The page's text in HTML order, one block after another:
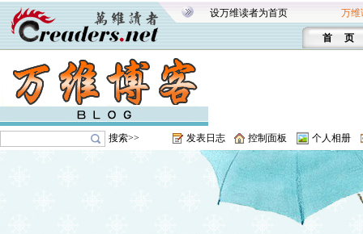
设万维读者为首页 万维
首 页
搜索>> 发表日志 控制面板 个人相册